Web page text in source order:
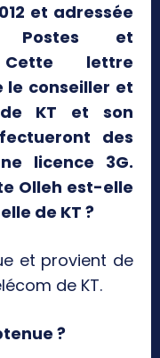
et adressée
et
Cette lettre
le conseiller et
KT et son
des
licence 3G.
Olleh est-elle
de KT ?
et provient de
de KT.
?